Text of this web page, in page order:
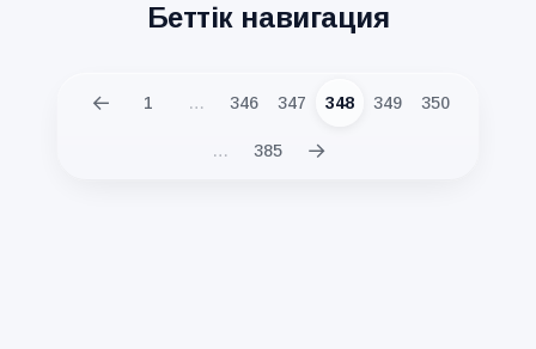
Беттік навигация
← 1 … 346 347 348 349 350
… 385 →